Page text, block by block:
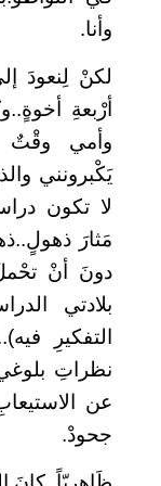
وأنا.
لكنْ لِنعودَ
أرْبعةِ
وأمي وقْتٌ
يَكْبرونني
لا تكون
مَثارَ
دونَ أنْ
بلادتي
التفكيرِ
نظراتِ
عن
جحودْ.